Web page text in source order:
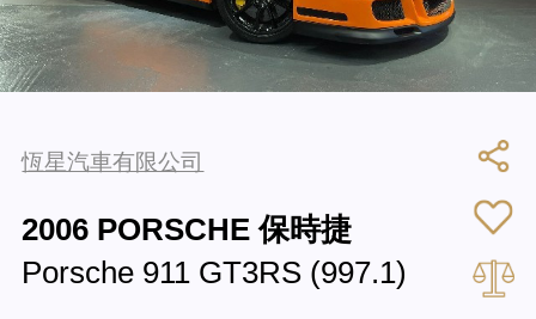
恆星汽車有限公司
2006 PORSCHE 保時捷
Porsche 911 GT3RS (997.1)